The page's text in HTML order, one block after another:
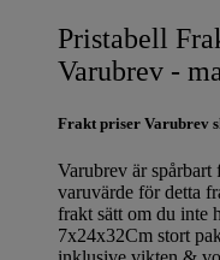
Pristabell
Varubrev -
Frakt priser Varubrev
Varubrev är
varuvärde för detta
frakt sätt om du inte
7x24x32Cm stort